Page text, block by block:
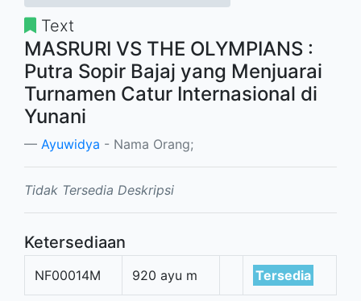
Text
MASRURI VS THE OLYMPIANS :
Putra Sopir Bajaj yang Menjuarai
Turnamen Catur Internasional di
Yunani
Ayuwidya - Nama Orang;
Tidak Tersedia Deskripsi
Ketersediaan
NF00014M 920 ayu m Tersedia